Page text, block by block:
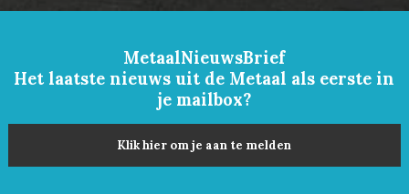
MetaalNieuwsBrief
Het laatste nieuws uit de Metaal als eerste in
je mailbox?
Klik hier om je aan te melden